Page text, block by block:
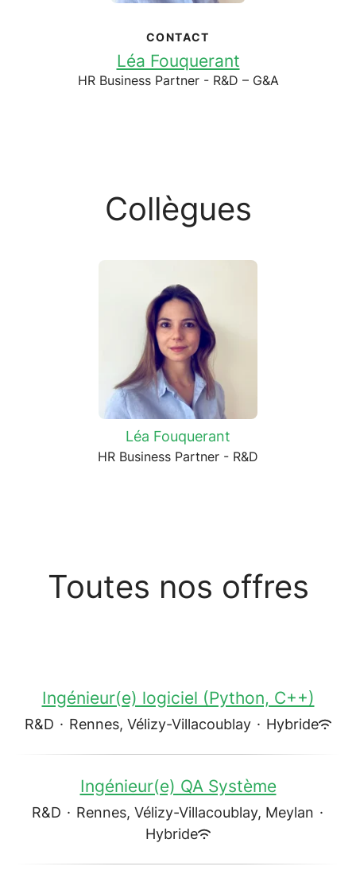
CONTACT
Léa Fouquerant
HR Business Partner - R&D – G&A
Collègues
Léa Fouquerant
HR Business Partner - R&D
Toutes nos offres
Ingénieur(e) logiciel (Python, C++)
R&D · Rennes, Vélizy-Villacoublay · Hybride
Ingénieur(e) QA Système
R&D · Rennes, Vélizy-Villacoublay, Meylan ·
Hybride